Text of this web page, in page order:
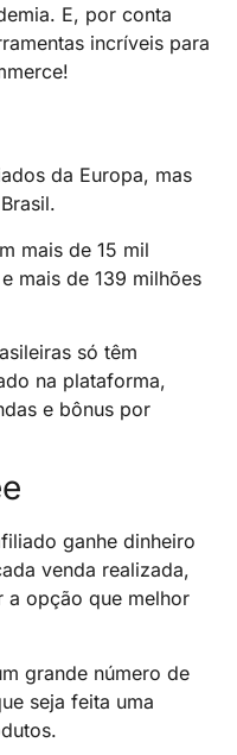
E, por conta
incríveis para
da Europa, mas
mais de 15 mil
mais de 139 milhões
só têm
na plataforma,
e bônus por
ganhe dinheiro
venda realizada,
a opção que melhor
grande número de
seja feita uma